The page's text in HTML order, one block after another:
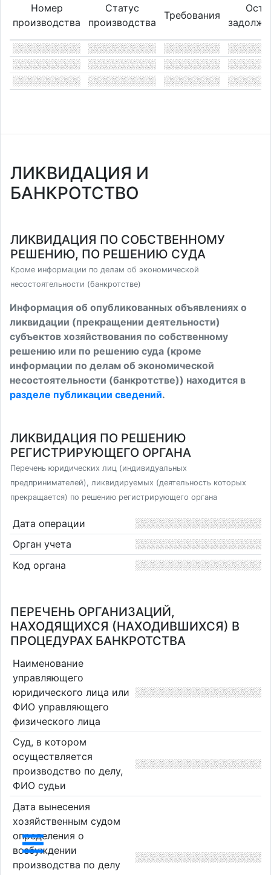
Номер
производства
Статус
производства
Требования
ЛИКВИДАЦИЯ И
БАНКРОТСТВО
ЛИКВИДАЦИЯ ПО СОБСТВЕННОМУ
РЕШЕНИЮ, ПО РЕШЕНИЮ СУДА
Кроме информации по делам об экономической
несостоятельности (банкротстве)
Информация об опубликованных объявлениях о
ликвидации (прекращении деятельности)
субъектов хозяйствования по собственному
решению или по решению суда (кроме
информации по делам об экономической
несостоятельности (банкротстве)) находится в
разделе публикации сведений.
ЛИКВИДАЦИЯ ПО РЕШЕНИЮ
РЕГИСТРИРУЮЩЕГО ОРГАНА
Перечень юридических лиц (индивидуальных
предпринимателей), ликвидируемых (деятельность которых
прекращается) по решению регистрирующего органа
Дата операции
Орган учета
Код органа
ПЕРЕЧЕНЬ ОРГАНИЗАЦИЙ,
НАХОДЯЩИХСЯ (НАХОДИВШИХСЯ) В
ПРОЦЕДУРАХ БАНКРОТСТВА
Наименование
управляющего
юридического лица или
ФИО управляющего
физического лица
Суд, в котором
осуществляется
производство по делу,
ФИО судьи
Дата вынесения
хозяйственным судом
определения о
возбуждении
производства по делу